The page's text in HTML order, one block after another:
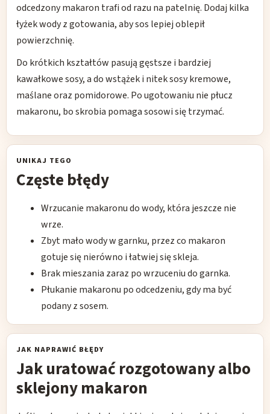
odcedzony makaron trafi od razu na patelnię. Dodaj kilka
łyżek wody z gotowania, aby sos lepiej oblepił
powierzchnię.
Do krótkich kształtów pasują gęstsze i bardziej
kawałkowe sosy, a do wstążek i nitek sosy kremowe,
maślane oraz pomidorowe. Po ugotowaniu nie płucz
makaronu, bo skrobia pomaga sosowi się trzymać.
UNIKAJ TEGO
Częste błędy
Wrzucanie makaronu do wody, która jeszcze nie
wrze.
Zbyt mało wody w garnku, przez co makaron
gotuje się nierówno i łatwiej się skleja.
Brak mieszania zaraz po wrzuceniu do garnka.
Płukanie makaronu po odcedzeniu, gdy ma być
podany z sosem.
JAK NAPRAWIĆ BŁĘDY
Jak uratować rozgotowany albo
sklejony makaron